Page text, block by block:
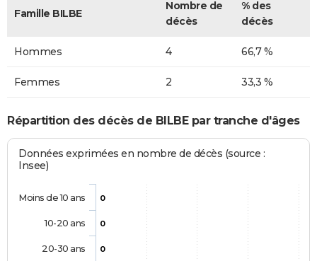
Famille BILBE
Nombre de
décès
% des
décès
Hommes 4 66,7 %
Femmes 2 33,3 %
Répartition des décès de BILBE par tranche d'âges
Données exprimées en nombre de décès (source :
Insee)
0
0
0
Moins de 10 ans
10-20 ans
20-30 ans